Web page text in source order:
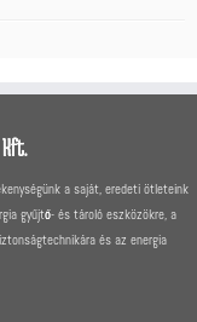
Kft.
a saját, eredeti ötleteink
gyűjtő- és tároló eszközökre, a
és az energia